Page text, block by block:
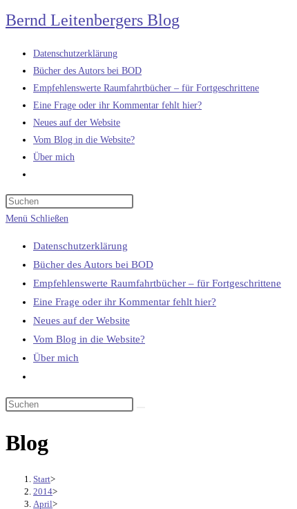
Zum
Inhalt
springen
Bernd Leitenbergers Blog
Datenschutzerklärung
Bücher des Autors bei BOD
Empfehlenswerte Raumfahrtbücher – für Fortgeschrittene
Eine Frage oder ihr Kommentar fehlt hier?
Neues auf der Website
Vom Blog in die Website?
Über mich
umschalten
Menü Schließen
Datenschutzerklärung
Bücher des Autors bei BOD
Empfehlenswerte Raumfahrtbücher – für Fortgeschrittene
Eine Frage oder ihr Kommentar fehlt hier?
Neues auf der Website
Vom Blog in die Website?
Über mich
umschalten
Blog
Start>
2014>
April>